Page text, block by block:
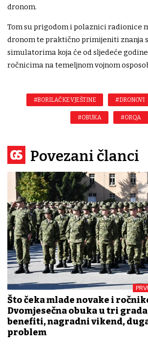
dronom.
Tom su prigodom i polaznici radionice
dronom te praktično primijeniti znanja
simulatorima koja će od sljedeće
ročnicima na temeljnom vojnom
#BORILAČKE VJEŠTINE #DRONOVI
#OBUKA #ORQA
Povezani članci
Što čeka mlade novake i
Dvomjesečna obuka u tri
benefiti, nagradni vikend,
problem